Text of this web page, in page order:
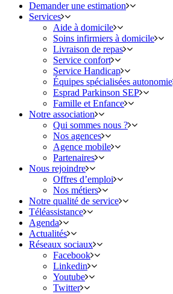
Demander une estimation
Services
Aide à domicile
Soins infirmiers à domicile
Livraison de repas
Service confort
Service Handicap
Équipes spécialisées autonomie
Esprad Parkinson SEP
Famille et Enfance
Notre association
Qui sommes nous ?
Nos agences
Agence mobile
Partenaires
Nous rejoindre
Offres d’emploi
Nos métiers
Notre qualité de service
Téléassistance
Agenda
Actualités
Réseaux sociaux
Facebook
Linkedin
Youtube
Twitter